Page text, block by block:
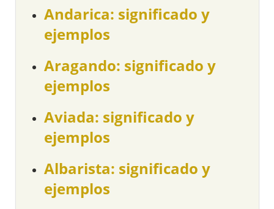
Andarica: significado y
ejemplos
Aragando: significado y
ejemplos
Aviada: significado y
ejemplos
Albarista: significado y
ejemplos